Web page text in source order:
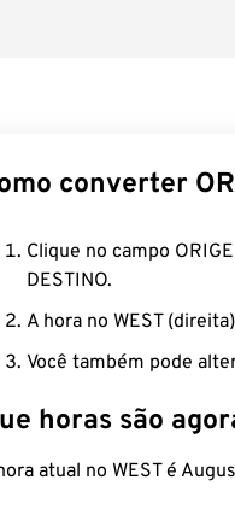
converter
Clique no campo
DESTINO.
A hora no WEST
Você também pode
horas são
atual no WEST é